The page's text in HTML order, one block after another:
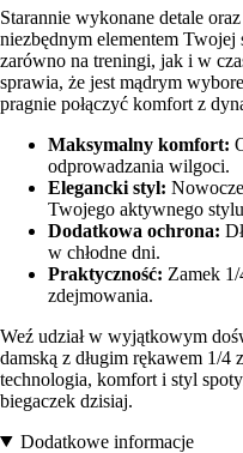
Starannie wykonane detale
niezbędnym elementem
zarówno na treningi, jak i w
sprawia, że jest mądrym
pragnie połączyć komfort z
Maksymalny komfort:
odprowadzania wilgoci.
Elegancki styl:
Twojego aktywnego
Dodatkowa ochrona:
w chłodne dni.
Praktyczność: Zamek 1/
zdejmowania.
Weź udział w wyjątkowym
damską z długim rękawem 1/
technologia, komfort i styl
biegaczek dzisiaj.
Dodatkowe informacje